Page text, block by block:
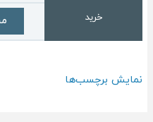
خرید
نمایش برچسب‌ها